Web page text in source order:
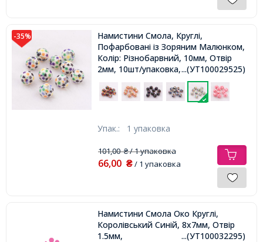
-35%
Намистини Смола, Круглі,
Пофарбовані із Зоряним Малюнком,
Колір: Різнобарвний, 10мм, Отвір
2мм, 10шт/упаковка,...(УТ100029525)
Упак.: 1 упаковка
101,00₴/ 1 упаковка
66,00 ₴/ 1 упаковка
Намистини Смола Око Круглі,
Королівський Синій, 8х7мм, Отвір
1.5мм,
...(УТ100032295)